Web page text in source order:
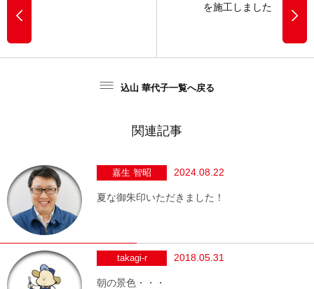
を施工しました
込山 華代子一覧へ戻る
関連記事
嘉生 智昭 2024.08.22
夏な御朱印いただきました！
takagi-r 2018.05.31
朝の景色・・・